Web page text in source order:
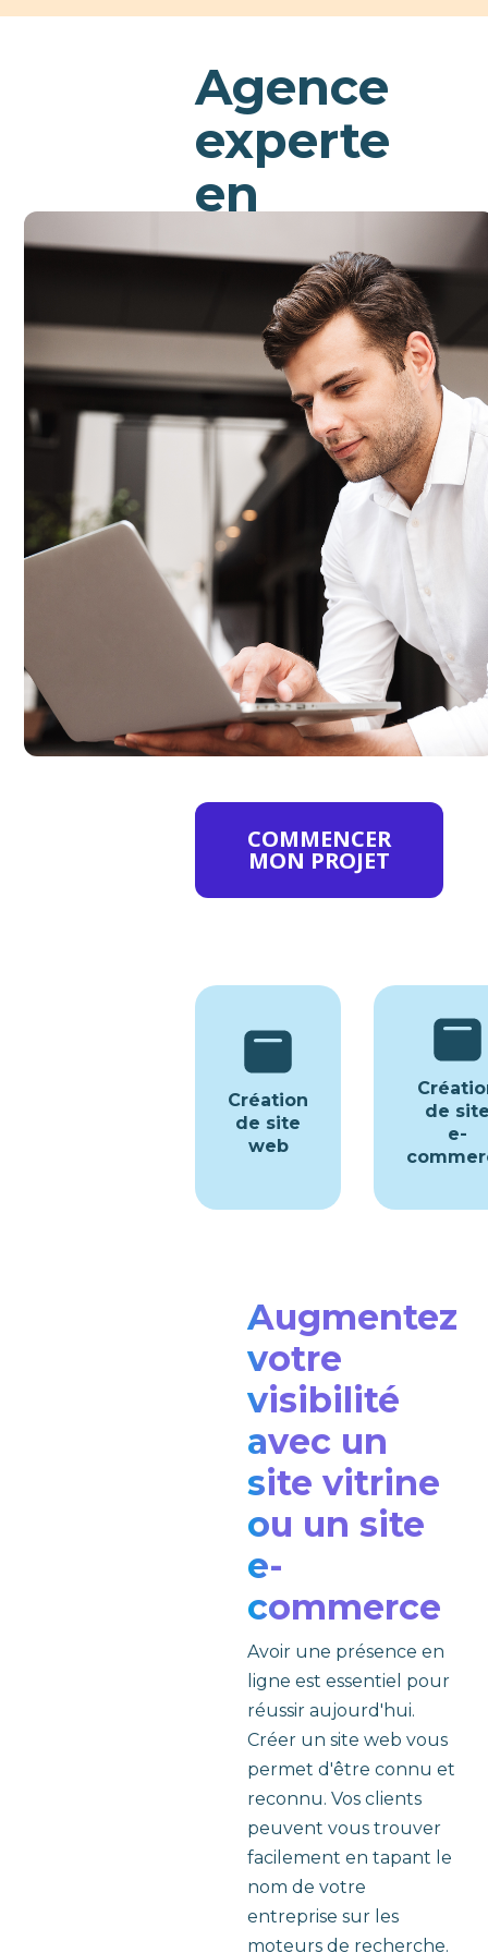
Agence
experte
en
création
de site
web à
Bayonne
Nous concevons des sites
internet modernes, rapides
et adaptés à vos besoins. Site
vitrine, boutique en ligne,
interface de réservation ou
catalogue : nous
développons des solutions
sur-mesure qui
transforment vos visiteurs
en clients.
COMMENCER
MON PROJET
Création
de site
web
de
e-
Augmentez
votre
visibilité
avec un
site vitrine
ou un site
e-
commerce
Avoir une présence en
ligne est essentiel pour
réussir aujourd'hui.
Créer un site web vous
permet d'être connu et
reconnu. Vos clients
peuvent vous trouver
facilement en tapant le
nom de votre
entreprise sur les
moteurs de recherche.